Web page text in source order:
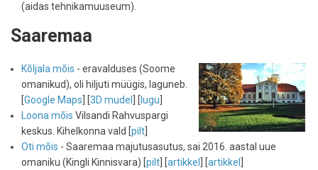
(aidas tehnikamuuseum).
Saaremaa
Kõljala mõis - eravalduses (Soome
omanikud), oli hiljuti müügis, laguneb.
[Google Maps ] [3D mudel ] [ lugu
Loona mõis Vilsandi Rahvuspargi
keskus. Kihelkonna vald [pilt
Oti mõis - Saaremaa majutusasutus, sai 2016. aastal uue
omaniku (Kingli Kinnisvara) [pilt ] [artikkel ] [artikkel